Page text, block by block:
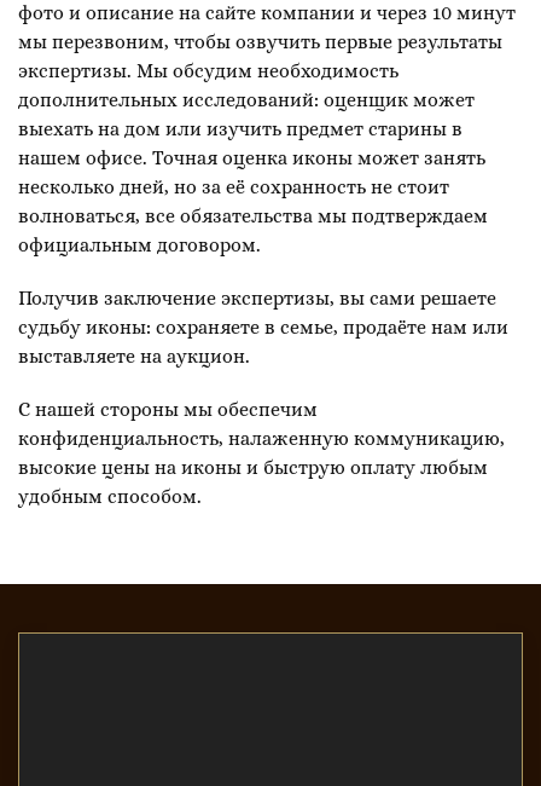
фото и описание на сайте компании и через 10 минут
мы перезвоним, чтобы озвучить первые результаты
экспертизы. Мы обсудим необходимость
дополнительных исследований: оценщик может
выехать на дом или изучить предмет старины в
нашем офисе. Точная оценка иконы может занять
несколько дней, но за её сохранность не стоит
волноваться, все обязательства мы подтверждаем
официальным договором.
Получив заключение экспертизы, вы сами решаете
судьбу иконы: сохраняете в семье, продаёте нам или
выставляете на аукцион.
С нашей стороны мы обеспечим
конфиденциальность, налаженную коммуникацию,
высокие цены на иконы и быструю оплату любым
удобным способом.